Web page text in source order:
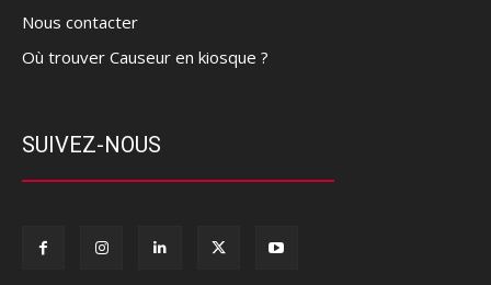
Nous contacter
Où trouver Causeur en kiosque ?
SUIVEZ-NOUS